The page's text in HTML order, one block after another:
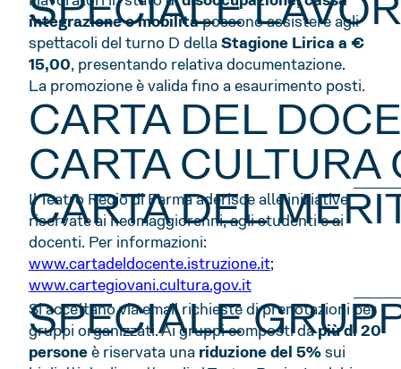
integrazione o mobilitàpossono assistere agli
spettacoli del turno D dellaStagione Lirica a €
15,00, presentando relativa documentazione.
La promozione è valida fino a esaurimento posti.
CARTA DEL
CARTA CULTURA
CARTA DEL
Il Teatro Regio di Parma aderisce alle iniziative
riservate ai neomaggiorenni, agli studenti e ai
docenti. Per informazioni:
www.cartadeldocente.istruzione.it;
www.cartegiovani.cultura.gov.it
SPECIALE
Si accettano via email richieste di prenotazioni per
gruppi organizzati. Ai gruppi composti dapiù di 20
personeè riservata una riduzione del 5%sui